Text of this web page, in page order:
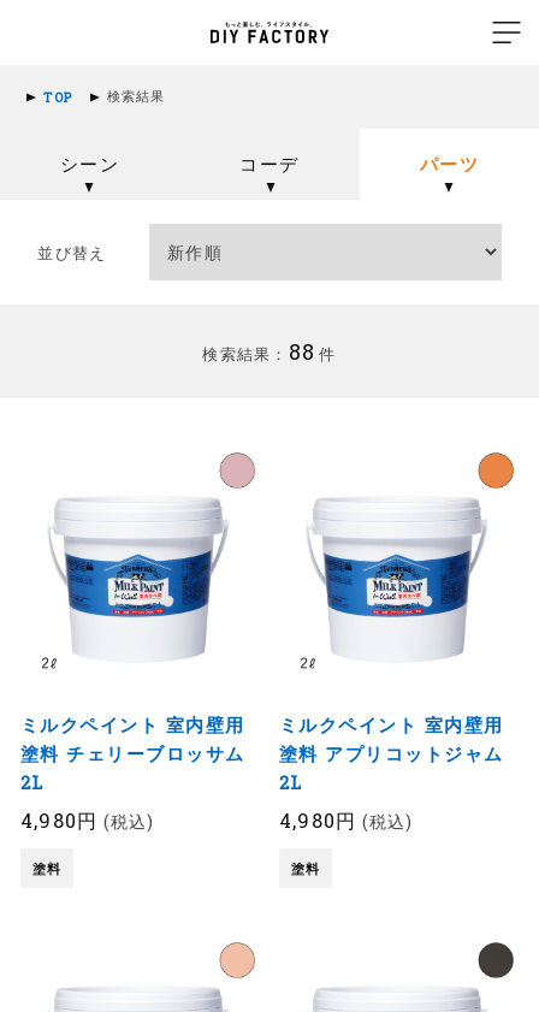
TOP 検索結果
シーン コーデ パーツ
並び替え
検索結果： 88 件
ミルクペイント 室内壁用
塗料 チェリーブロッサム
2L
4,980円 (税込)
塗料
ミルクペイント 室内壁用
塗料 アプリコットジャム
2L
4,980円 (税込)
塗料